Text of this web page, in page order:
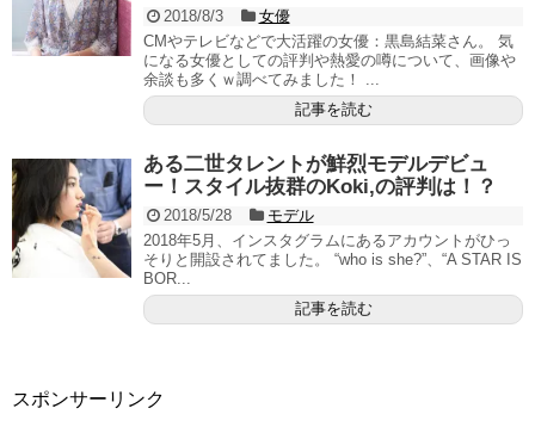
2018/8/3
女優
CMやテレビなどで大活躍の女優：黒島結菜さん。 気
になる女優としての評判や熱愛の噂について、画像や
余談も多くｗ調べてみました！ ...
記事を読む
ある二世タレントが鮮烈モデルデビュ
ー！スタイル抜群のKoki,の評判は！？
2018/5/28
モデル
2018年5月、インスタグラムにあるアカウントがひっ
そりと開設されてました。 “who is she?”、“A STAR IS
BOR...
記事を読む
スポンサーリンク